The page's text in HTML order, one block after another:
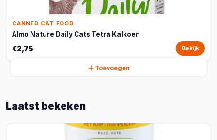
CANNED CAT FOOD
Almo Nature Daily Cats Tetra Kalkoen
€2,75 Bekijk
Toevoegen
Laatst bekeken